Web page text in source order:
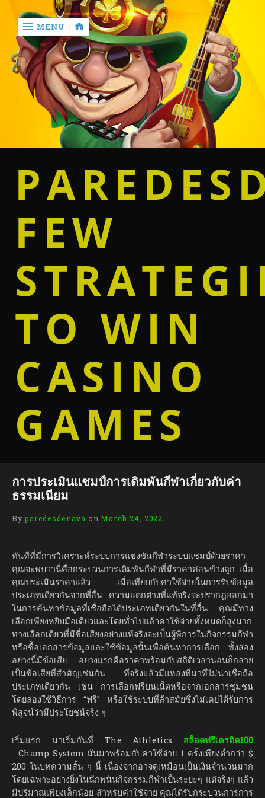
‹
return
Casino
Betting
MENU
FEW
TO WIN
CASINO
GAMES
การประเมินแชมป์การเดิมพันกีฬาเกี่ยวกับค่า
ธรรมเนียม
Byparedesdenava onMarch 24, 2022
ทันทีที่มีการวิเคราะห์ระบบการแข่งขันกีฬาระบบแชมป์ด้วยราคา
คุณจะพบว่านี่คือกระบวนการเดิมพันกีฬาที่มีราคาค่อนข้างถูก เมื่อ
คุณประเมินราคาแล้ว เมื่อเทียบกับค่าใช้จ่ายในการรับข้อมูล
ประเภทเดียวกันจากที่อื่น ความแตกต่างที่แท้จริงจะปรากฎออกมา
ในการค้นหาข้อมูลที่เชื่อถือได้ประเภทเดียวกันในที่อื่น คุณมีทาง
เลือกเพียงหยิบมือเดียวและโดยทั่วไปแล้วค่าใช้จ่ายทั้งหมดก็สูงมาก
ทางเลือกเดียวที่มีชื่อเสียงอย่างแท้จริงจะเป็นผู้พิการในกิจกรรมกีฬา
หรือซื้อเอกสารข้อมูลและใช้ข้อมูลนั้นเพื่อค้นหาการเลือก ทั้งสอง
อย่างนี้มีข้อเสีย อย่างแรกคือราคาพร้อมกับสถิติเวลานอนก็กลาย
เป็นข้อเสียที่สำคัญเช่นกัน ที่จริงแล้วมีแหล่งที่มาที่ไม่น่าเชื่อถือ
ประเภทเดียวกัน เช่น การเลือกฟรีบนเน็ตหรือจากเอกสารชุมชน
โดยลองใช้วิธีการ “ฟรี” หรือใช้ระบบที่ล้าสมัยซึ่งไม่เคยได้รับการ
พิสูจน์ว่ามีประโยชน์จริง ๆ
เริ่มแรก มาเริ่มกันที่ The Athletics สล็อตฟรีเครดิต100
Champ System มันมาพร้อมกับค่าใช้จ่าย 1 ครั้งเพียงต่ำกว่า $
200 ในบทความสั้น ๆ นี้ เนื่องจากอาจดูเหมือนเป็นเงินจำนวนมาก
โดยเฉพาะอย่างยิ่งในนักพนันกิจกรรมกีฬาเป็นระยะๆ แต่จริงๆ แล้ว
มีปริมาณเพียงเล็กน้อย สำหรับค่าใช้จ่าย คุณได้รับกระบวนการการ